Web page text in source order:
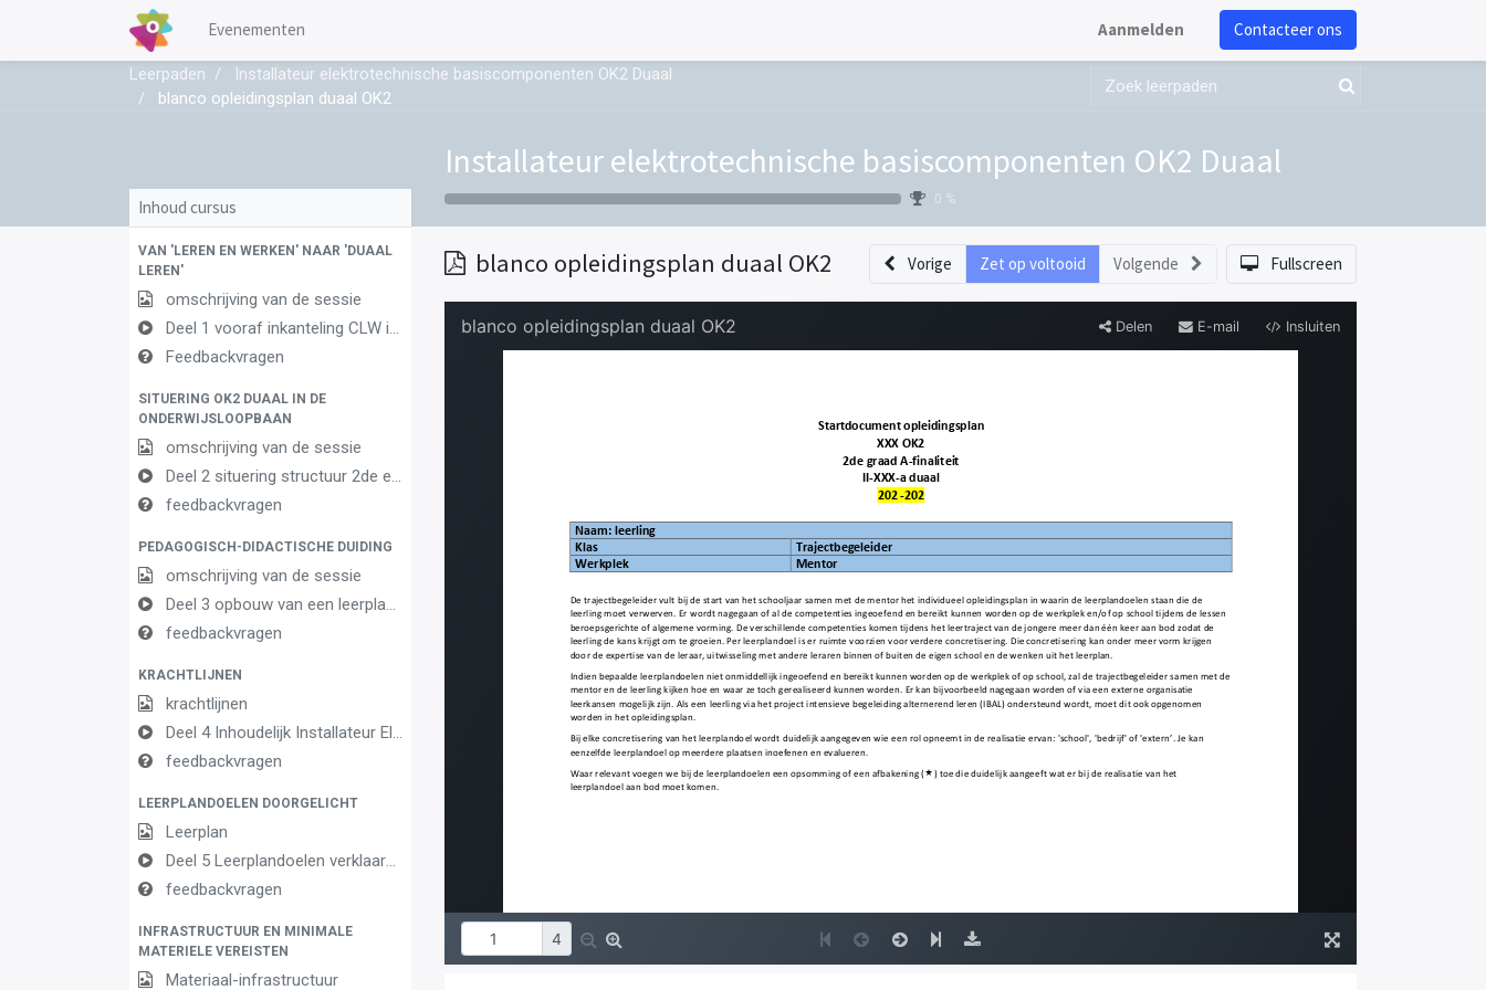
Evenementen Aanmelden Contacteer ons
Leerpaden
Installateur elektrotechnische basiscomponenten OK2 Duaal
blanco opleidingsplan duaal OK2
Installateur elektrotechnische basiscomponenten OK2 Duaal
0 %
Inhoud cursus
VAN 'LEREN EN WERKEN' NAAR 'DUAAL
LEREN'
omschrijving van de sessie
Deel 1 vooraf inkanteling CLW in duaal leren 1
Feedbackvragen
SITUERING OK2 DUAAL IN DE
ONDERWIJSLOOPBAAN
omschrijving van de sessie
Deel 2 situering structuur 2de en 3de graad AF
feedbackvragen
PEDAGOGISCH-DIDACTISCHE DUIDING
omschrijving van de sessie
Deel 3 opbouw van een leerplan vormingsconcept
feedbackvragen
KRACHTLIJNEN
krachtlijnen
Deel 4 Inhoudelijk Installateur Elektrotechnische basiscomponenten OK2
feedbackvragen
LEERPLANDOELEN DOORGELICHT
Leerplan
Deel 5 Leerplandoelen verklaard Installateur Elektrotechnische basiscomponenten
feedbackvragen
INFRASTRUCTUUR EN MINIMALE
MATERIELE VEREISTEN
Materiaal-infrastructuur
blanco opleidingsplan duaal OK2 Vorige Zet op voltooid Volgende Fullscreen